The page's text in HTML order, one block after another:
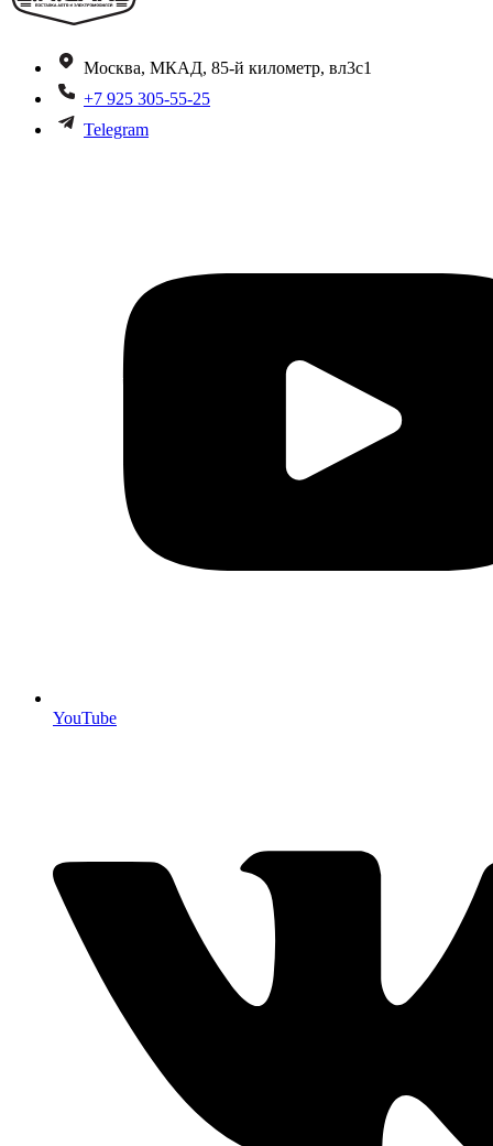
Москва, МКАД, 85-й километр, вл3с1
+7 925 305-55-25
Telegram
YouTube